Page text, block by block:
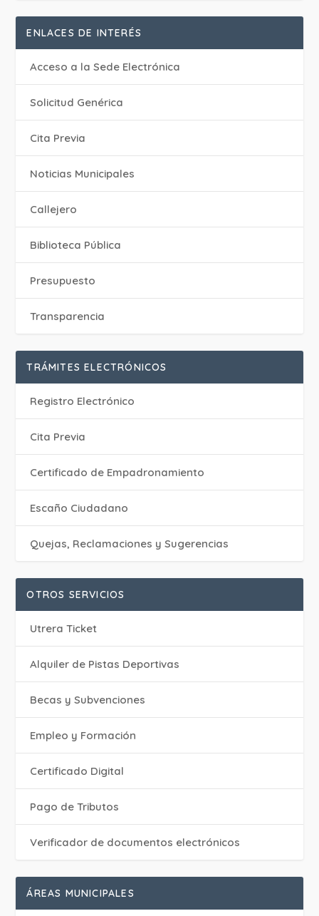
ENLACES DE INTERÉS
Acceso a la Sede Electrónica
Solicitud Genérica
Cita Previa
‎Noticias Municipales
Callejero
Biblioteca Pública
Presupuesto
Transparencia
TRÁMITES ELECTRÓNICOS
Registro Electrónico
Cita Previa
Certificado de Empadronamiento
Escaño Ciudadano
Quejas, Reclamaciones y Sugerencias
OTROS SERVICIOS
Utrera Ticket
Alquiler de Pistas Deportivas
Becas y Subvenciones
Empleo y Formación
Certificado Digital
Pago de Tributos
Verificador de documentos electrónicos
ÁREAS MUNICIPALES